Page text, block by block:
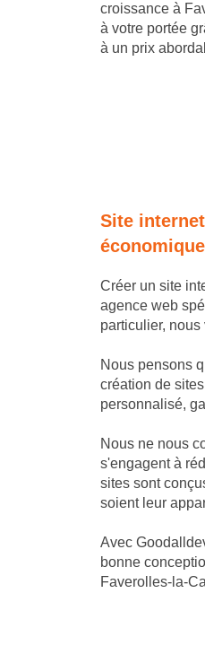
croissance à
à votre portée
à un prix
Site
économique
Créer un site
agence web
particulier,
Nous pensons
création de
personnalisé,
Nous ne nous
s'engagent à
sites sont
soient leur
Avec
bonne
Faverolles-la-